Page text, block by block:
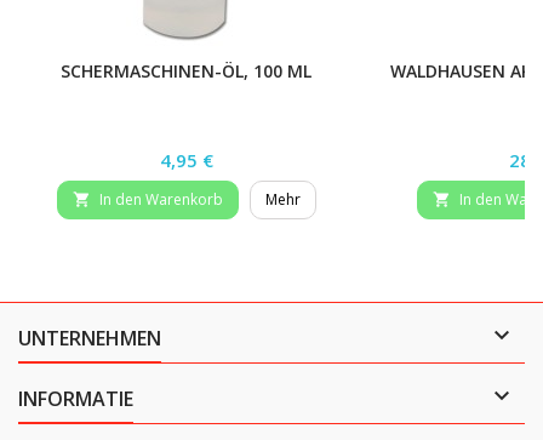
SCHERMASCHINEN-ÖL, 100 ML
Preis
4,95 €
 In den Warenkorb Mehr
WALDHAUSEN
 In den
UNTERNEHMEN 
INFORMATIE 